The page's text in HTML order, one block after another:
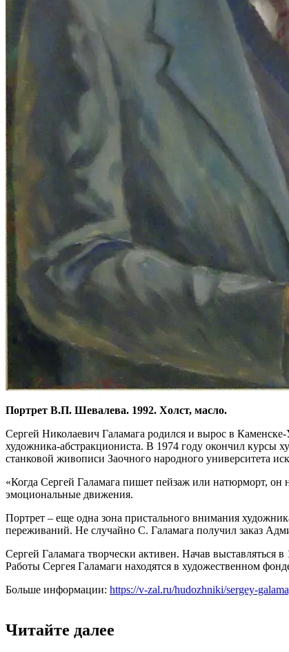
Портрет В.П. Шевалева. 1992. Холст, масло.
Сергей Николаевич Галамага родился и вырос в
художника-абстракциониста. В 1974 году окончил курсы
станковой живописи Заочного народного университета
«Когда Сергей Галамага пишет пейзаж или натюрморт, он
эмоциональные движения.
Портрет – еще одна зона пристального внимания
переживаний. Не случайно С. Галамага получил заказ
Сергей Галамага творчески активен. Начав выставляться
Работы Сергея Галамаги находятся в художественном
Больше информации: https://v-zal.ru/hudozhniki/sergey-
Читайте далее